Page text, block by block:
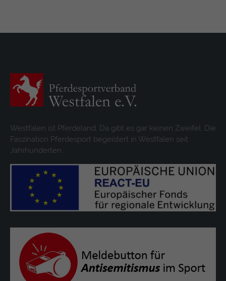
Westfalen ist Pferdeland. Da gibt es gar keinen Zweifel. Die
Faszination Pferdesport begeistert in Westfalen seit
Jahrhunderten.